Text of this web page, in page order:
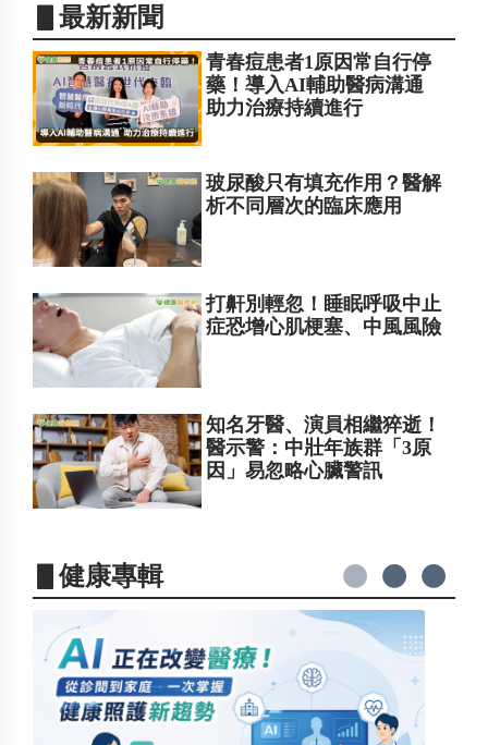
▋最新新聞
青春痘患者1原因常自行停
藥！導入AI輔助醫病溝通
助力治療持續進行
玻尿酸只有填充作用？醫解
析不同層次的臨床應用
打鼾別輕忽！睡眠呼吸中止
症恐增心肌梗塞、中風風險
知名牙醫、演員相繼猝逝！
醫示警：中壯年族群「3原
因」易忽略心臟警訊
▋健康專輯